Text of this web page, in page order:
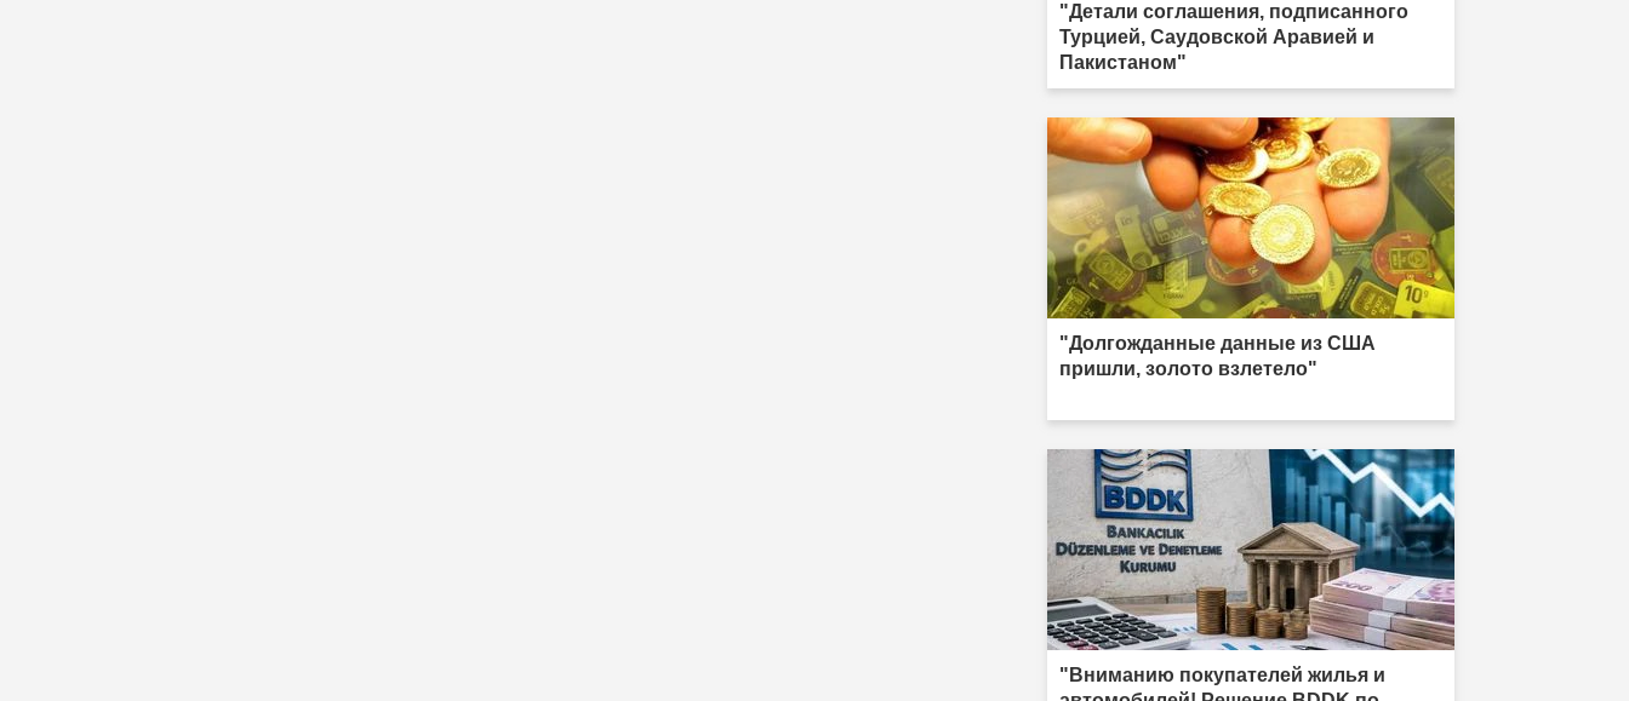
"Детали соглашения, подписанного
Турцией, Саудовской Аравией и
Пакистаном"
"Долгожданные данные из США
пришли, золото взлетело"
"Вниманию покупателей жилья и